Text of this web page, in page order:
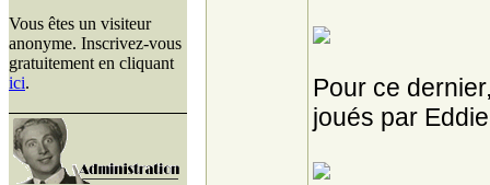
Vous êtes un visiteur
anonyme. Inscrivez-vous
gratuitement en cliquant
ici.
Pour ce
joués par